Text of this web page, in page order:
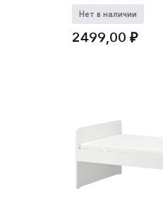
Нет в наличии
2499,00 ₽